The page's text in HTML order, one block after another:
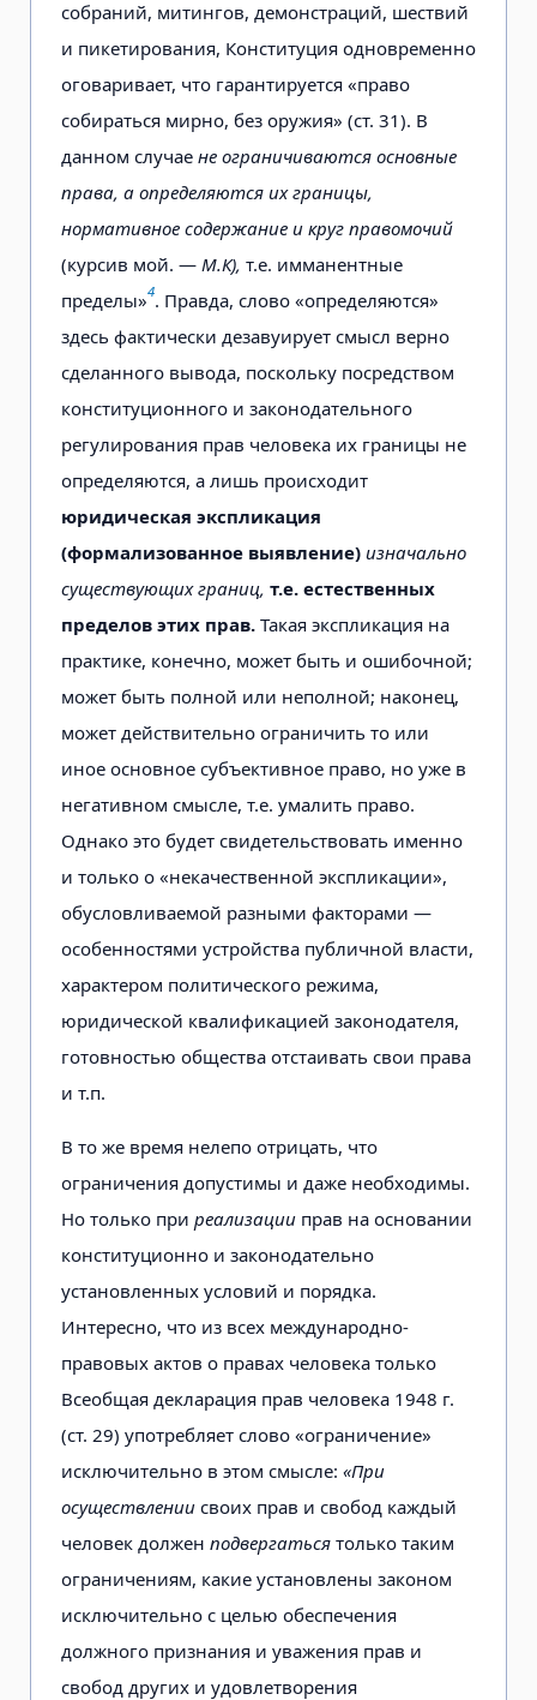
собраний, митингов, демонстраций, шествий
и пикетирования, Конституция одновременно
оговаривает, что гарантируется «право
собираться мирно, без оружия» (ст. 31). В
данном случае не ограничиваются основные
права, а определяются их границы,
нормативное содержание и круг правомочий
(курсив мой. — М.К), т.е. имманентные
пределы»4. Правда, слово «определяются»
здесь фактически дезавуирует смысл верно
сделанного вывода, поскольку посредством
конституционного и законодательного
регулирования прав человека их границы не
определяются, а лишь происходит
юридическая экспликация
(формализованное выявление) изначально
существующих границ, т.е. естественных
пределов этих прав. Такая экспликация на
практике, конечно, может быть и ошибочной;
может быть полной или неполной; наконец,
может действительно ограничить то или
иное основное субъективное право, но уже в
негативном смысле, т.е. умалить право.
Однако это будет свидетельствовать именно
и только о «некачественной экспликации»,
обусловливаемой разными факторами —
особенностями устройства публичной власти,
характером политического режима,
юридической квалификацией законодателя,
готовностью общества отстаивать свои права
и т.п.
В то же время нелепо отрицать, что
ограничения допустимы и даже необходимы.
Но только при реализации прав на основании
конституционно и законодательно
установленных условий и порядка.
Интересно, что из всех международно-
правовых актов о правах человека только
Всеобщая декларация прав человека 1948 г.
(ст. 29) употребляет слово «ограничение»
исключительно в этом смысле: «При
осуществлении своих прав и свобод каждый
человек должен подвергаться только таким
ограничениям, какие установлены законом
исключительно с целью обеспечения
должного признания и уважения прав и
свобод других и удовлетворения